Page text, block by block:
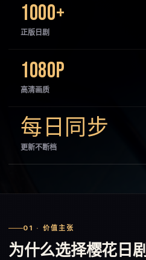
1000+
正版日剧
1080P
高清画质
每日同步
更新不断档
01 · 价值主张
为什么选择樱花日剧